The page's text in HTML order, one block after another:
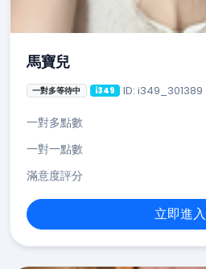
馬寶兒
一對多等待中 i349 ID: i349_301389
一對多點數
一對一點數
滿意度評分
立即進入